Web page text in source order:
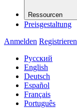
Ressourcen
Preisgestaltung
Anmelden Registrieren
Русский
English
Deutsch
Español
Français
Português